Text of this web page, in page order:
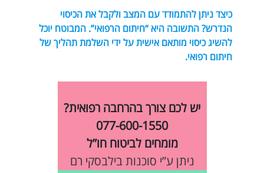
כיצד ניתן להתמודד עם המצב ולקבל את הכיסוי
הנדרש? התשובה היא “חיתום הרפואי”. המבוטח יוכל
להשיג כיסוי מותאם אישית על ידי השלמת תהליך של
חיתום רפואי.
יש לכם צורך בהרחבה רפואית?
077-600-1550
מומחים לביטוח חו”ל
ניתן ע”י סוכנות בילבסקי רם